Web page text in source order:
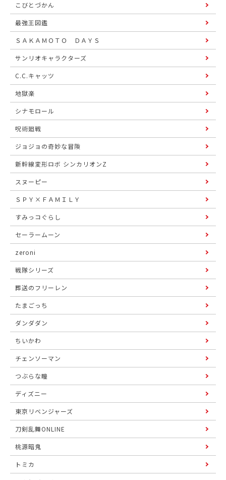
こびとづかん
最強王図鑑
ＳＡＫＡＭＯＴＯ ＤＡＹＳ
サンリオキャラクターズ
C.C.キャッツ
地獄楽
シナモロール
呪術廻戦
ジョジョの奇妙な冒険
新幹線変形ロボ シンカリオンZ
スヌーピー
ＳＰＹ×ＦＡＭＩＬＹ
すみっコぐらし
セーラームーン
zeroni
戦隊シリーズ
葬送のフリーレン
たまごっち
ダンダダン
ちいかわ
チェンソーマン
つぶらな瞳
ディズニー
東京リベンジャーズ
刀剣乱舞ONLINE
桃源暗鬼
トミカ